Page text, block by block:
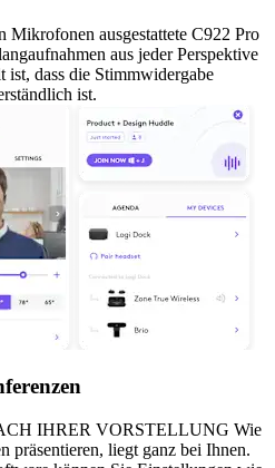
ausgestattete C922 Pro
aus jeder Perspektive
ist, dass die Stimmwidergabe
ist.
IHRER VORSTELLUNG Wie
präsentieren, liegt ganz bei Ihnen.